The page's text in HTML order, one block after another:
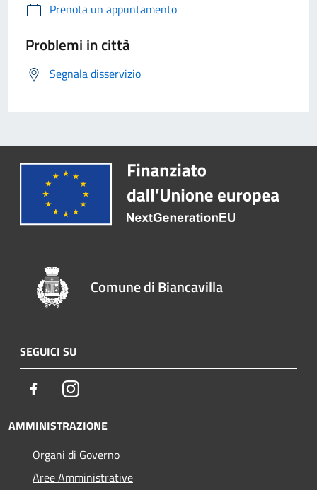
Prenota un appuntamento
Problemi in città
Segnala disservizio
Comune di Biancavilla
SEGUICI SU
FacebookInstagram
AMMINISTRAZIONE
Organi di Governo
Aree Amministrative